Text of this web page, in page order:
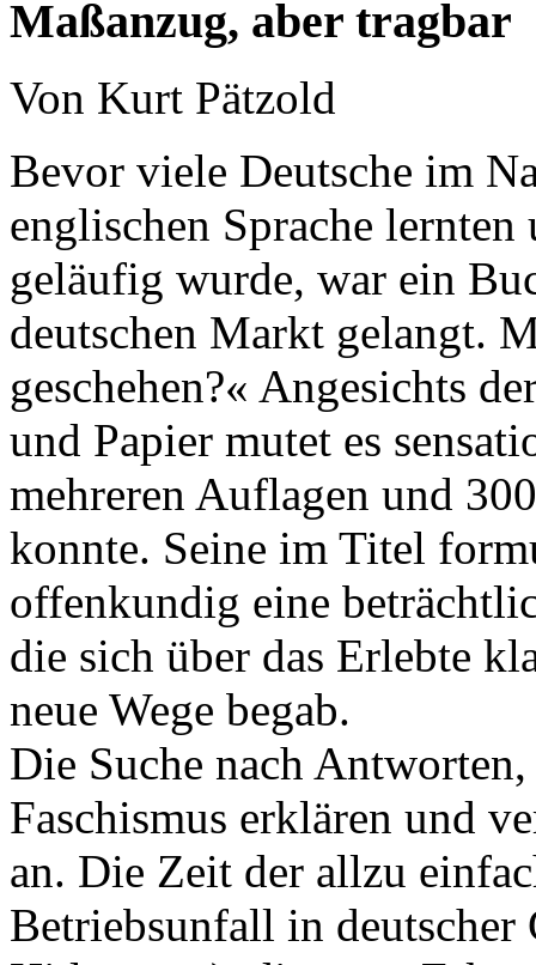
Maßanzug, aber tragbar
Von Kurt Pätzold
Bevor viele Deutsche im
englischen Sprache
geläufig wurde, war ein
deutschen Markt gelangt.
geschehen?« Angesichts
und Papier mutet es
mehreren Auflagen und
konnte. Seine im Titel
offenkundig eine
die sich über das Erlebte
neue Wege begab.
Die Suche nach
Faschismus erklären und
an. Die Zeit der allzu
Betriebsunfall in